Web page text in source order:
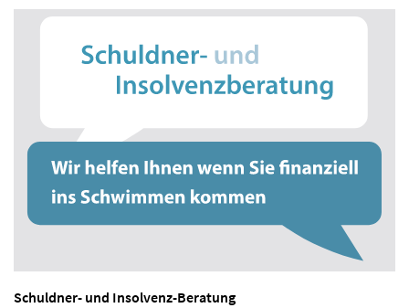
Schuldner- und Insolvenz-Beratung